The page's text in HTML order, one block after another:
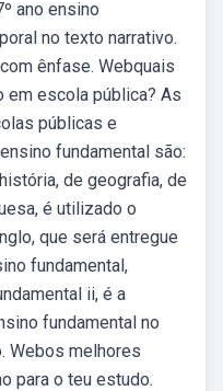
ano ensino
no texto narrativo.
ênfase. Webquais
em escola pública? As
públicas e
fundamental são:
de geografia, de
é utilizado o
que será entregue
fundamental,
ii, é a
fundamental no
Webos melhores
para o teu estudo.